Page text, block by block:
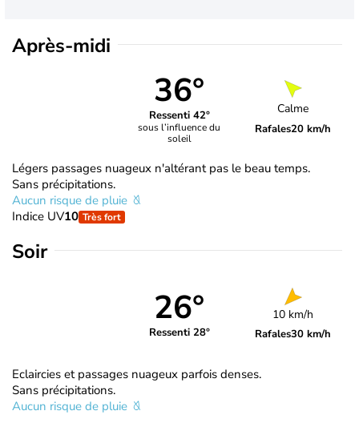
Après-midi
36°
Ressenti 42°
sous l’influence du
soleil
Calme
Rafales20 km/h
Légers passages nuageux n'altérant pas le beau temps.
Sans précipitations.
Aucun risque de pluie
Indice UV10 Très fort
Soir
26°
Ressenti 28°
10 km/h
Rafales30 km/h
Eclaircies et passages nuageux parfois denses.
Sans précipitations.
Aucun risque de pluie